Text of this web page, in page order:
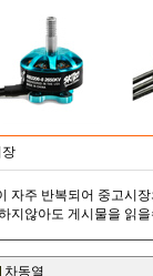
자주 반복되어 중고시
지않아도 게시물을 읽
차동열